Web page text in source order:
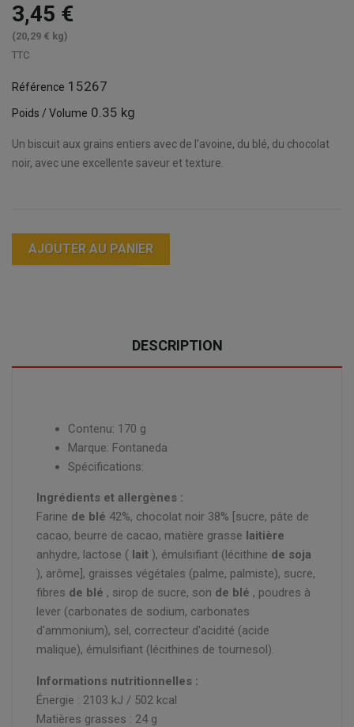
3,45 €
(20,29 € kg)
TTC
Référence 15267
Poids / Volume 0.35 kg
Un biscuit aux grains entiers avec de l'avoine, du blé, du chocolat
noir, avec une excellente saveur et texture.
AJOUTER AU PANIER
DESCRIPTION
Contenu: 170 g
Marque: Fontaneda
Spécifications:
Ingrédients et allergènes :
Farine de blé 42%, chocolat noir 38% [sucre, pâte de
cacao, beurre de cacao, matière grasse laitière
anhydre, lactose ( lait ), émulsifiant (lécithine de soja
), arôme], graisses végétales (palme, palmiste), sucre,
fibres de blé , sirop de sucre, son de blé , poudres à
lever (carbonates de sodium, carbonates
d'ammonium), sel, correcteur d'acidité (acide
malique), émulsifiant (lécithines de tournesol).
Informations nutritionnelles :
Énergie : 2103 kJ / 502 kcal
Matières grasses : 24 g